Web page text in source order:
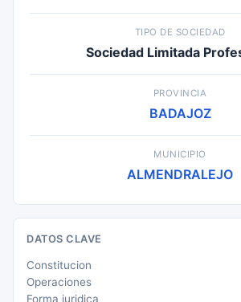
TIPO DE SOCIEDAD
Sociedad Limitada
PROVINCIA
BADAJOZ
MUNICIPIO
ALMENDRALEJO
DATOS CLAVE
Constitucion
Operaciones
Forma juridica